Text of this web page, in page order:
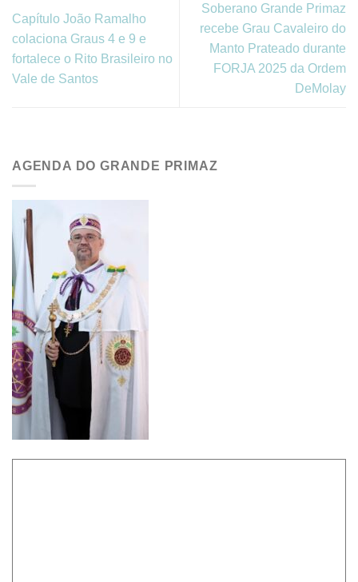
Capítulo João Ramalho
colaciona Graus 4 e 9 e
fortalece o Rito Brasileiro no
Vale de Santos
Soberano Grande Primaz
recebe Grau Cavaleiro do
Manto Prateado durante
FORJA 2025 da Ordem
DeMolay
AGENDA DO GRANDE PRIMAZ